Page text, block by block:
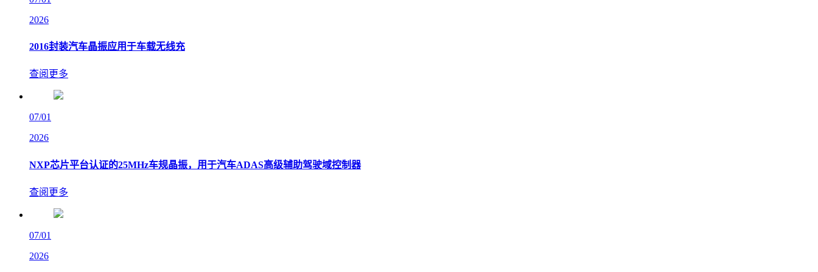
2026
2016封装汽车晶振应用于车载无线充
查阅更多
07/01
2026
NXP芯片平台认证的25MHz车规晶振，用于汽车ADAS高级辅助驾驶域控制器
查阅更多
07/01
2026